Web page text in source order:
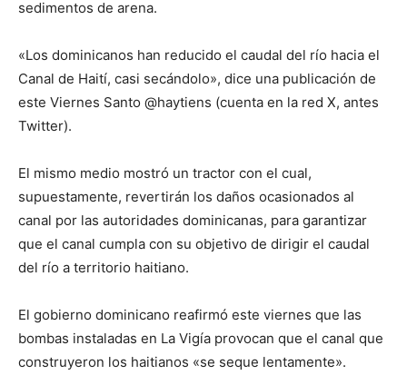
sedimentos de arena.
«Los dominicanos han reducido el caudal del río hacia el
Canal de Haití, casi secándolo», dice una publicación de
este Viernes Santo @haytiens (cuenta en la red X, antes
Twitter).
El mismo medio mostró un tractor con el cual,
supuestamente, revertirán los daños ocasionados al
canal por las autoridades dominicanas, para garantizar
que el canal cumpla con su objetivo de dirigir el caudal
del río a territorio haitiano.
El gobierno dominicano reafirmó este viernes que las
bombas instaladas en La Vigía provocan que el canal que
construyeron los haitianos «se seque lentamente».